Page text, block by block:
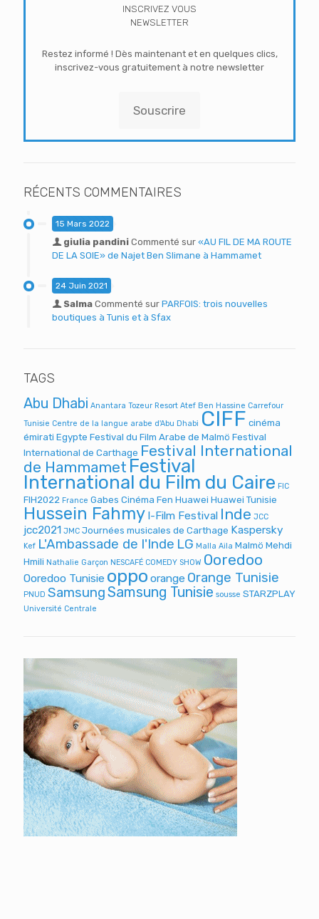
INSCRIVEZ VOUS
NEWSLETTER
Restez informé ! Dès maintenant et en quelques clics,
inscrivez-vous gratuitement à notre newsletter
Souscrire
RÉCENTS COMMENTAIRES
15 Mars 2022
giulia pandini Commenté sur «AU FIL DE MA ROUTE
DE LA SOIE» de Najet Ben Slimane à Hammamet
24 Juin 2021
Salma Commenté sur PARFOIS: trois nouvelles
boutiques à Tunis et à Sfax
TAGS
Abu Dhabi Anantara Tozeur Resort Atef Ben Hassine Carrefour
Tunisie Centre de la langue arabe d'Abu Dhabi CIFF cinéma
émirati Egypte Festival du Film Arabe de Malmö Festival
International de Carthage Festival International
de HammametFestival
International du Film du Caire FIC
FIH2022 France Gabes Cinéma Fen Huawei Huawei Tunisie
Hussein Fahmy I-Film Festival Inde JCC
jcc2021 JMC Journées musicales de Carthage Kaspersky
Kef L'Ambassade de l'Inde LG Malla Aila Malmö Mehdi
Hmili Nathalie Garçon NESCAFÉ COMEDY SHOW Ooredoo
Ooredoo Tunisie oppo orange Orange Tunisie
PNUD SamsungSamsung Tunisie sousse STARZPLAY
Université Centrale